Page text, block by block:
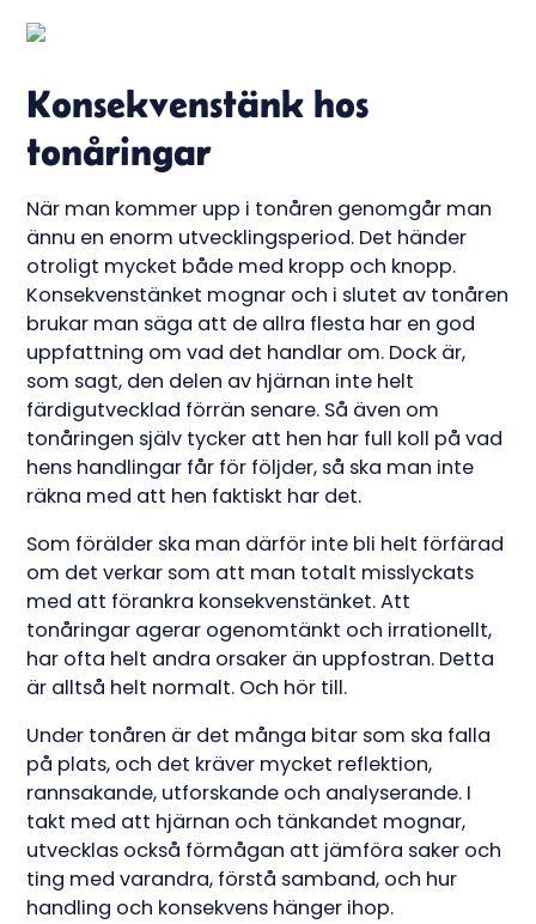
Konsekvenstänk hos
tonåringar
När man kommer upp i tonåren genomgår man
ännu en enorm utvecklingsperiod. Det händer
otroligt mycket både med kropp och knopp.
Konsekvenstänket mognar och i slutet av tonåren
brukar man säga att de allra flesta har en god
uppfattning om vad det handlar om. Dock är,
som sagt, den delen av hjärnan inte helt
färdigutvecklad förrän senare. Så även om
tonåringen själv tycker att hen har full koll på vad
hens handlingar får för följder, så ska man inte
räkna med att hen faktiskt har det.
Som förälder ska man därför inte bli helt förfärad
om det verkar som att man totalt misslyckats
med att förankra konsekvenstänket. Att
tonåringar agerar ogenomtänkt och irrationellt,
har ofta helt andra orsaker än uppfostran. Detta
är alltså helt normalt. Och hör till.
Under tonåren är det många bitar som ska falla
på plats, och det kräver mycket reflektion,
rannsakande, utforskande och analyserande. I
takt med att hjärnan och tänkandet mognar,
utvecklas också förmågan att jämföra saker och
ting med varandra, förstå samband, och hur
handling och konsekvens hänger ihop.